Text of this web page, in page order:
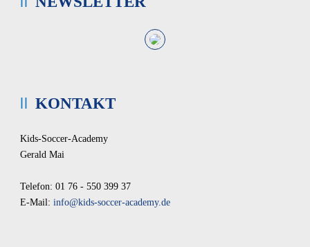
KONTAKT
Kids-Soccer-Academy
Gerald Mai
Telefon: 01 76 - 550 399 37
E-Mail: info@kids-soccer-academy.de